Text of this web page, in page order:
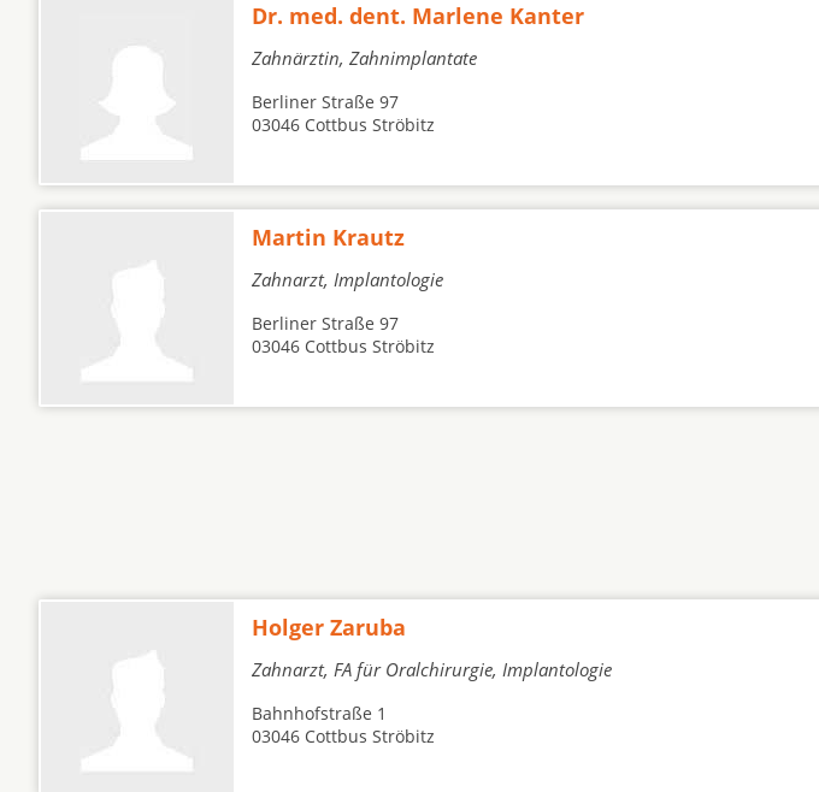
Dr. med. dent. Marlene Kanter
Zahnärztin, Zahnimplantate
Berliner Straße 97
03046 Cottbus Ströbitz
Martin Krautz
Zahnarzt, Implantologie
Berliner Straße 97
03046 Cottbus Ströbitz
Holger Zaruba
Zahnarzt, FA für Oralchirurgie, Implantologie
Bahnhofstraße 1
03046 Cottbus Ströbitz